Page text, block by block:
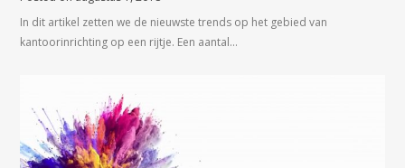
In dit artikel zetten we de nieuwste trends op het gebied van
kantoorinrichting op een rijtje. Een aantal…